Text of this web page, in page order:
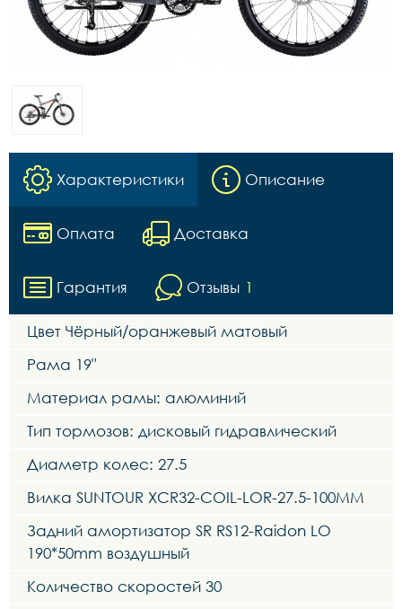
Характеристики Описание
Оплата Доставка
Гарантия Отзывы 1
Цвет Чёрный/оранжевый матовый
Рама 19"
Материал рамы: алюминий
Тип тормозов: дисковый гидравлический
Диаметр колес: 27.5
Вилка SUNTOUR XCR32-COIL-LOR-27.5-100MM
Задний амортизатор SR RS12-Raidon LO
190*50mm воздушный
Количество скоростей 30